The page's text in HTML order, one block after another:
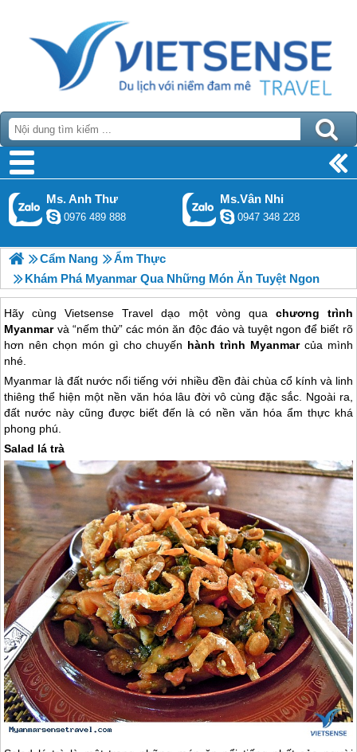
Ms. Anh Thư
0976 489 888
Ms.Vân Nhi
0947 348 228
Cẩm Nang
Ẩm Thực
Khám Phá Myanmar Qua Những Món Ăn Tuyệt Ngon
Hãy cùng Vietsense Travel dạo một vòng qua chương trình
Myanmarvà “nếm thử” các món ăn độc đáo và tuyệt ngon để biết rõ
hơn nên chọn món gì cho chuyến hành trình Myanmarcủa mình
nhé.
Myanmar là đất nước nổi tiếng với nhiều đền đài chùa cổ kính và linh
thiêng thể hiện một nền văn hóa lâu đời vô cùng đặc sắc. Ngoài ra,
đất nước này cũng được biết đến là có nền văn hóa ẩm thực khá
phong phú.
Salad lá trà